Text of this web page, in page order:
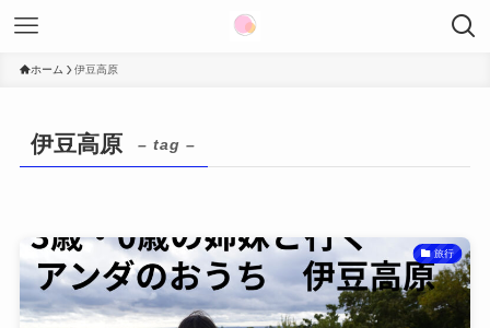
ホーム 伊豆高原
伊豆高原 – tag –
旅行